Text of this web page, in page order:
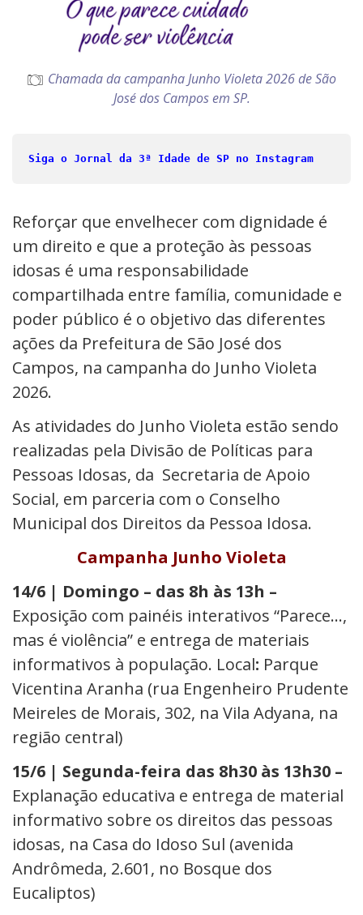
Chamada da campanha Junho Violeta 2026 de São
José dos Campos em SP.
Siga o Jornal da 3ª Idade de SP no Instagram
Reforçar que envelhecer com dignidade é
um direito e que a proteção às pessoas
idosas é uma responsabilidade
compartilhada entre família, comunidade e
poder público é o objetivo das diferentes
ações da Prefeitura de São José dos
Campos, na campanha do Junho Violeta
2026.
As atividades do Junho Violeta estão sendo
realizadas pela Divisão de Políticas para
Pessoas Idosas, da Secretaria de Apoio
Social, em parceria com o Conselho
Municipal dos Direitos da Pessoa Idosa.
Campanha Junho Violeta
14/6 | Domingo – das 8h às 13h –
Exposição com painéis interativos “Parece…,
mas é violência” e entrega de materiais
informativos à população. Local: Parque
Vicentina Aranha (rua Engenheiro Prudente
Meireles de Morais, 302, na Vila Adyana, na
região central)
15/6 | Segunda-feira das 8h30 às 13h30 –
Explanação educativa e entrega de material
informativo sobre os direitos das pessoas
idosas, na Casa do Idoso Sul (avenida
Andrômeda, 2.601, no Bosque dos
Eucaliptos)